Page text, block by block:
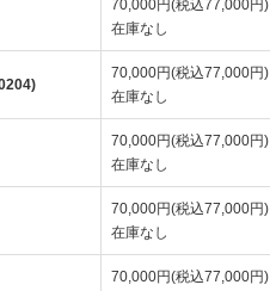
70,000円(税込77,000円)
在庫なし
70,000円(税込77,000円)
在庫なし
70,000円(税込77,000円)
在庫なし
70,000円(税込77,000円)
在庫なし
70,000円(税込77,000円)